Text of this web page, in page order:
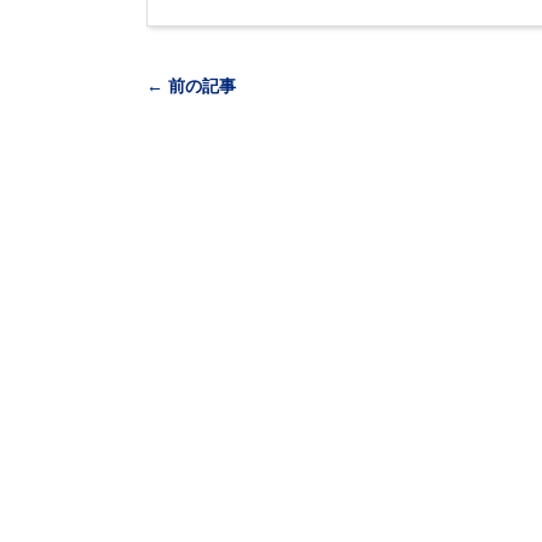
← 前の記事